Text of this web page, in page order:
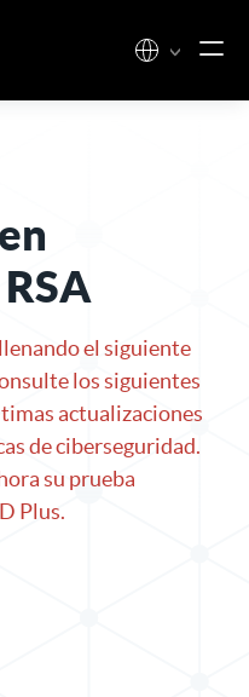
el siguiente
los siguientes
actualizaciones
de ciberseguridad.
su prueba
Plus.